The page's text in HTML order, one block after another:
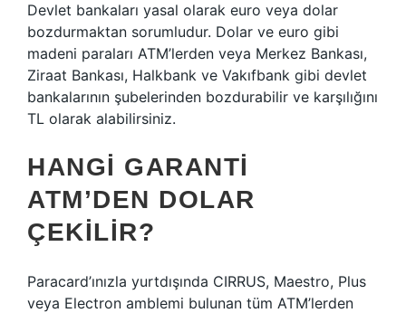
Devlet bankaları yasal olarak euro veya dolar
bozdurmaktan sorumludur. Dolar ve euro gibi
madeni paraları ATM’lerden veya Merkez Bankası,
Ziraat Bankası, Halkbank ve Vakıfbank gibi devlet
bankalarının şubelerinden bozdurabilir ve karşılığını
TL olarak alabilirsiniz.
HANGI GARANTI
ATM’DEN DOLAR
ÇEKILIR?
Paracard’ınızla yurtdışında CIRRUS, Maestro, Plus
veya Electron amblemi bulunan tüm ATM’lerden